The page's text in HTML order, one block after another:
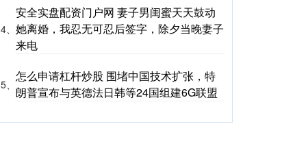
4、
安全实盘配资门户网 妻子男闺蜜天天鼓动
她离婚，我忍无可忍后签字，除夕当晚妻子
来电
5、
怎么申请杠杆炒股 围堵中国技术扩张，特
朗普宣布与英德法日韩等24国组建6G联盟